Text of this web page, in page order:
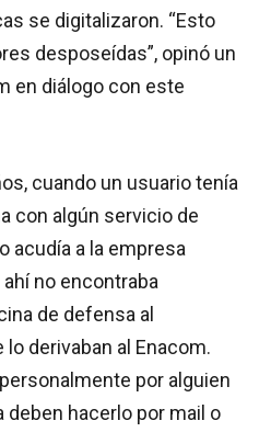
se digitalizaron. “Esto
desposeídas”, opinó un
en diálogo con este
cuando un usuario tenía
con algún servicio de
acudía a la empresa
no encontraba
de defensa al
derivaban al Enacom.
por alguien
deben hacerlo por mail o